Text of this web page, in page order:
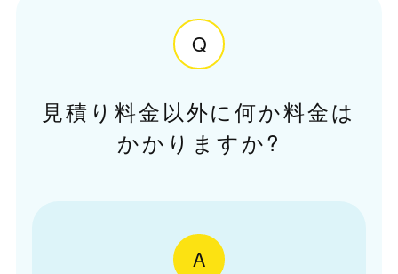
Q
見積り料金以外に何か料金は
かかりますか?
A